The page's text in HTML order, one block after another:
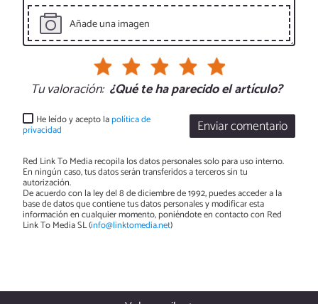
Añade una imagen
Tu valoración: ¿Qué te ha parecido el artículo?
Enviar comentario
He leído y acepto lapolítica de
privacidad
Red Link To Media recopila los datos personales solo para uso interno.
En ningún caso, tus datos serán transferidos a terceros sin tu
autorización.
De acuerdo con la ley del 8 de diciembre de 1992, puedes acceder a la
base de datos que contiene tus datos personales y modificar esta
información en cualquier momento, poniéndote en contacto con Red
Link To Media SL (info@linktomedia.net)